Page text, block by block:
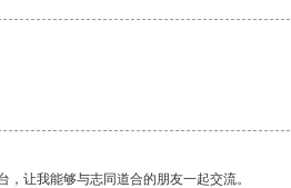
，让我能够与志同道合的朋友一起交流。